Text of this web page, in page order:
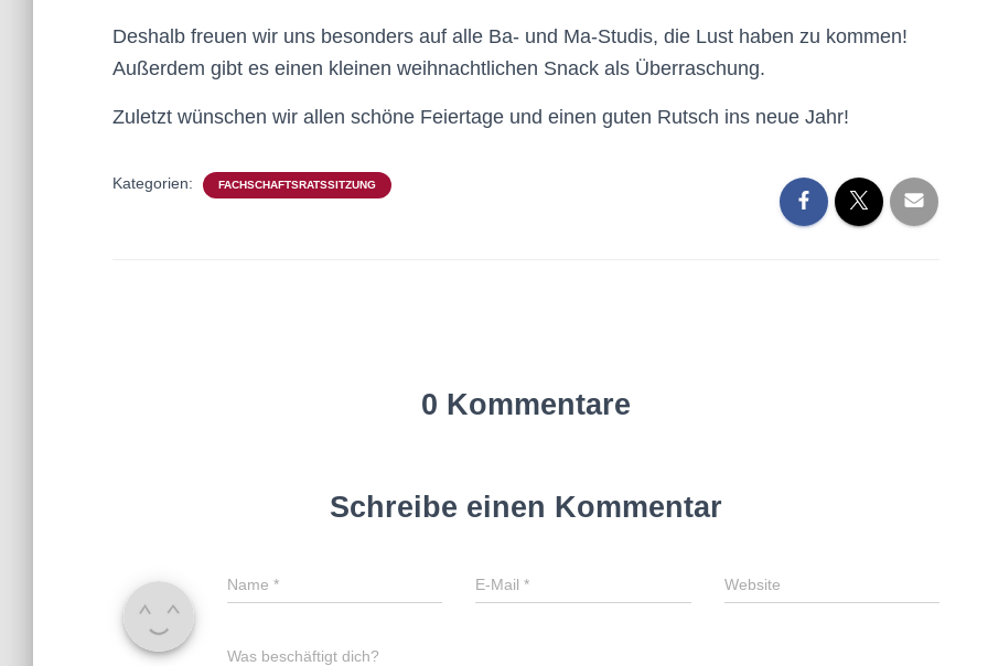
Deshalb freuen wir uns besonders auf alle Ba- und Ma-Studis, die Lust haben zu kommen!
Außerdem gibt es einen kleinen weihnachtlichen Snack als Überraschung.
Zuletzt wünschen wir allen schöne Feiertage und einen guten Rutsch ins neue Jahr!
Kategorien: FACHSCHAFTSRATSSITZUNG
0 Kommentare
Schreibe einen Kommentar
Name * E-Mail* Website
Was beschäftigt dich?